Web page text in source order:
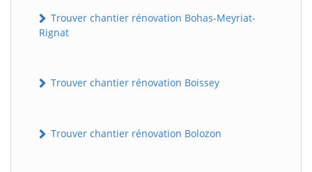
Trouver chantier rénovation Bohas-Meyriat-
Rignat
Trouver chantier rénovation Boissey
Trouver chantier rénovation Bolozon